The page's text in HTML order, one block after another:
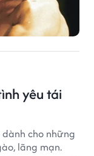
yêu tái
cho những
lãng mạn.